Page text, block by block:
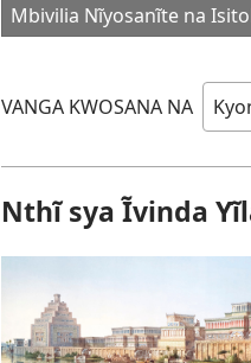
Mbivilia Nĩyosanĩte na
VANGA KWOSANA NA
Nthĩ sya Ĩvinda